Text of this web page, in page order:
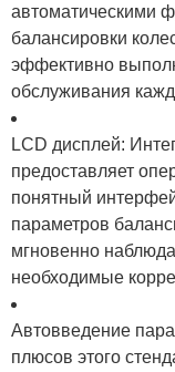
автоматическими
балансировки
эффективно
обслуживания
LCD дисплей:
предоставляет
понятный
параметров
мгновенно
необходимые
Автовведение
плюсов этого